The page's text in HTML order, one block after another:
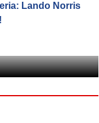
Lando Norris